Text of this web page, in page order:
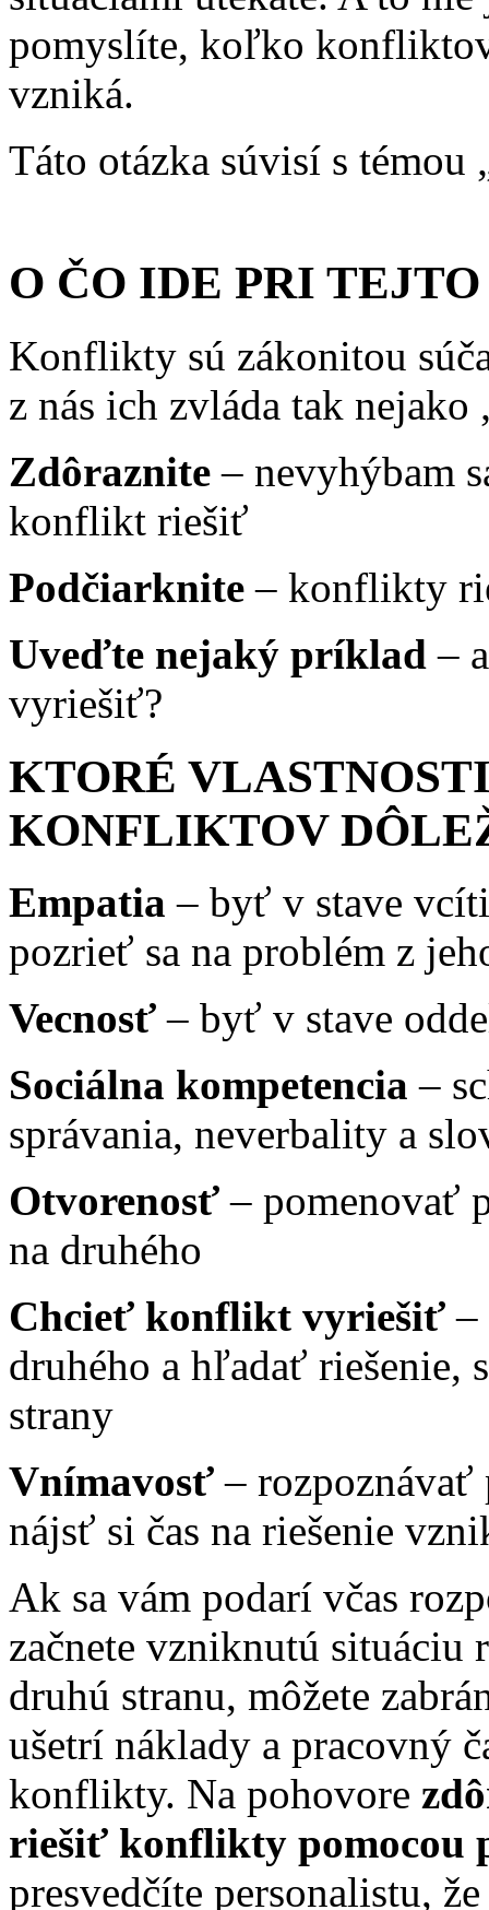
pomyslíte, koľko
vzniká.
Táto otázka súvisí s
O ČO IDE PRI
Konflikty sú zákonitou
z nás ich zvláda tak nejako
Zdôraznite – nevyhýbam
konflikt riešiť
Podčiarknite – konflikty
Uveďte nejaký príklad –
vyriešiť?
KTORÉ
KONFLIKTOV
Empatia – byť v stave
pozrieť sa na problém z
Vecnosť – byť v stave
Sociálna kompetencia –
správania, neverbality a
Otvorenosť – pomenovať
na druhého
Chcieť konflikt vyriešiť–
druhého a hľadať riešenie,
strany
Vnímavosť –
nájsť si čas na riešenie
Ak sa vám podarí včas
začnete vzniknutú
druhú stranu, môžete
ušetrí náklady a pracovný
konflikty. Na pohovore
riešiť konflikty pomocou
presvedčíte personalistu,